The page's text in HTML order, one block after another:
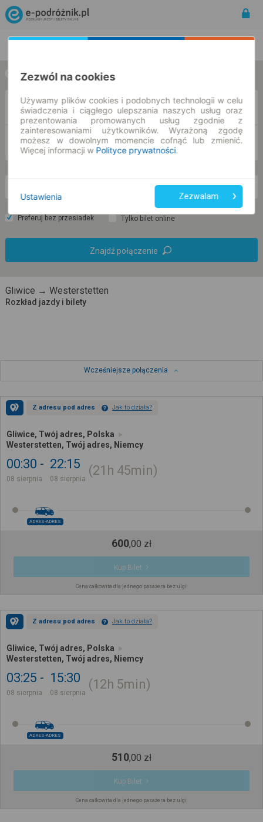
w jedną stronę w obie strony
Z
DO
Preferuj bez przesiadek Tylko bilet online
Znajdź połączenie
Gliwice → Westerstetten
Rozkład jazdy i bilety
Wcześniejsze połączenia
Z adresu pod adres Jak to działa?
Gliwice, Twój adres, Polska
Westerstetten, Twój adres, Niemcy
00:30
08 sierpnia
22:15
08 sierpnia
21h 45min
ADRES-ADRES
600,00 zł
Kup Bilet
Cena całkowita dla jednego pasażera bez ulgi
Z adresu pod adres Jak to działa?
Gliwice, Twój adres, Polska
Westerstetten, Twój adres, Niemcy
03:25
08 sierpnia
15:30
08 sierpnia
12h 5min
ADRES-ADRES
510,00 zł
Kup Bilet
Cena całkowita dla jednego pasażera bez ulgi
Zezwól na cookies
Używamy plików cookies i podobnych technologii w celu
świadczenia i ciągłego ulepszania naszych usług oraz
prezentowania promowanych usług zgodnie z
zainteresowaniami użytkowników. Wyrażoną zgodę
możesz w dowolnym momencie cofnąć lub zmienić.
Więcej informacji w Polityce prywatności.
Ustawienia Zezwalam